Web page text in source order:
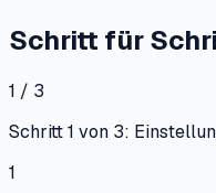
Schritt für
1 / 3
Schritt 1 von 3:
1